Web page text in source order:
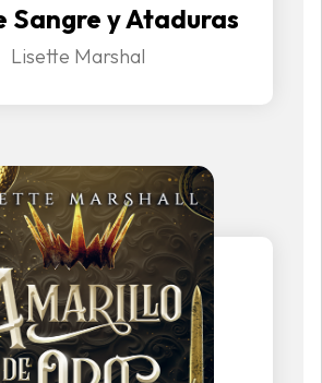
Sangre y Ataduras
Lisette Marshal